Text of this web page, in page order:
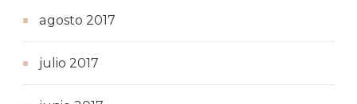
agosto 2017
julio 2017